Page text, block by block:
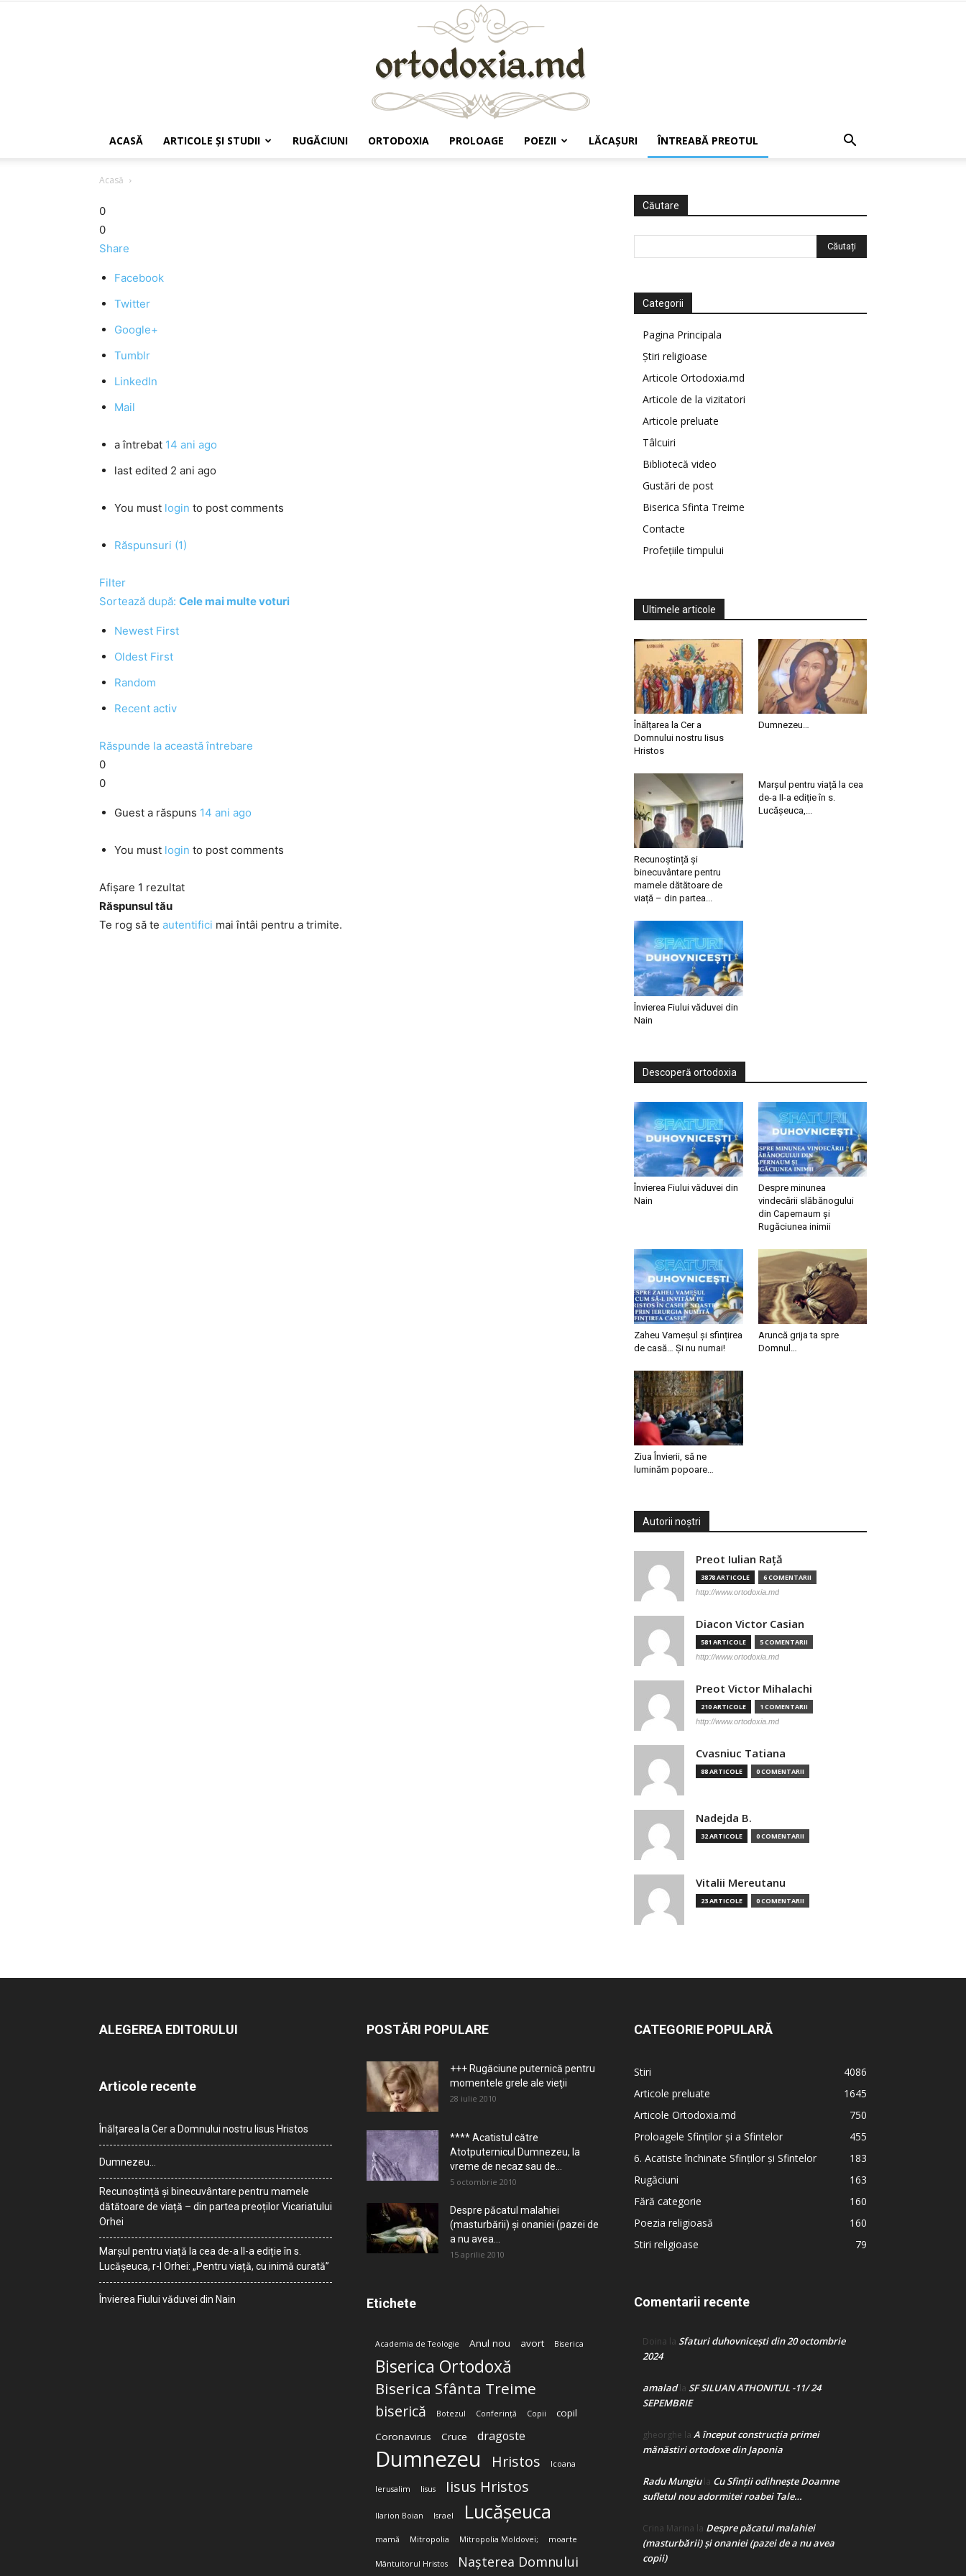
ACASĂ ARTICOLE ŞI STUDII RUGĂCIUNI ORTODOXIA PROLOAGE POEZII LĂCAŞURI ÎNTREABĂ PREOTUL
Acasă
0
0
Share
Facebook
Twitter
Google+
Tumblr
LinkedIn
Mail
a întrebat 14 ani ago
last edited 2 ani ago
You must login to post comments
Răspunsuri (1)
Filter
Sortează după: Cele mai multe voturi
Newest First
Oldest First
Random
Recent activ
Răspunde la această întrebare
0
0
Guest a răspuns 14 ani ago
You must login to post comments
Afișare 1 rezultat
Răspunsul tău
Te rog să te autentifici mai întâi pentru a trimite.
Căutare
Categorii
Pagina Principala
Știri religioase
Articole Ortodoxia.md
Articole de la vizitatori
Articole preluate
Tâlcuiri
Bibliotecă video
Gustări de post
Biserica Sfinta Treime
Contacte
Profețiile timpului
Ultimele articole
Înălțarea la Cer a
Domnului nostru Iisus
Hristos
Dumnezeu…
Recunoștință și
binecuvântare pentru
mamele dătătoare de
viață – din partea...
Marșul pentru viață la cea
de-a II-a ediție în s.
Lucășeuca,...
Învierea Fiului văduvei din
Nain
Descoperă ortodoxia
Învierea Fiului văduvei din
Nain
Despre minunea
vindecării slăbănogului
din Capernaum și
Rugăciunea inimii
Zaheu Vameșul și sfințirea
de casă… Și nu numai!
Aruncă grija ta spre
Domnul…
Ziua Învierii, să ne
luminăm popoare…
Autorii noștri
Preot Iulian Raţă
3878 ARTICOLE 6 COMENTARII
http://www.ortodoxia.md
Diacon Victor Casian
581 ARTICOLE 5 COMENTARII
http://www.ortodoxia.md
Preot Victor Mihalachi
210 ARTICOLE 1 COMENTARII
http://www.ortodoxia.md
Cvasniuc Tatiana
88 ARTICOLE 0 COMENTARII
Nadejda B.
32 ARTICOLE 0 COMENTARII
Vitalii Mereutanu
23 ARTICOLE 0 COMENTARII
ALEGEREA EDITORULUI
Articole recente
Înălțarea la Cer a Domnului nostru Iisus Hristos
Dumnezeu…
Recunoștință și binecuvântare pentru mamele
dătătoare de viață – din partea preoților Vicariatului
Orhei
Marșul pentru viață la cea de-a II-a ediție în s.
Lucășeuca, r-l Orhei: „Pentru viață, cu inimă curată”
Învierea Fiului văduvei din Nain
POSTĂRI POPULARE
+++ Rugăciune puternică pentru
momentele grele ale vieţii
28 iulie 2010
**** Acatistul către
Atotputernicul Dumnezeu, la
vreme de necaz sau de...
5 octombrie 2010
Despre păcatul malahiei
(masturbării) şi onaniei (pazei de
a nu avea...
15 aprilie 2010
Etichete
Academia de Teologie Anul nou avort Biserica
Biserica Ortodoxă
Biserica Sfânta Treime
biserică Botezul Conferință Copii
copil
Coronavirus
Cruce dragoste
Dumnezeu Hristos Icoana
Ierusalim Iisus Iisus Hristos
Ilarion Boian Israel Lucășeuca
mamă Mitropolia Mitropolia Moldovei; moarte
Mântuitorul Hristos Nașterea Domnului
CATEGORIE POPULARĂ
Stiri
4086
Articole preluate
1645
Articole Ortodoxia.md
750
Proloagele Sfinților și a Sfintelor
455
6. Acatiste închinate Sfinților și Sfintelor
183
Rugăciuni
163
Fără categorie
160
Poezia religioasă
160
Stiri religioase
79
Comentarii recente
Doina la Sfaturi duhovnicești din 20 octombrie
2024
amaladla SF SILUAN ATHONITUL -11/ 24
SEPEMBRIE
gheorghe la A început construcţia primei
mănăstiri ortodoxe din Japonia
Radu Mungiula Cu Sfinții odihnește Doamne
sufletul nou adormitei roabei Tale…
Crina Marina la Despre păcatul malahiei
(masturbării) şi onaniei (pazei de a nu avea
copii)